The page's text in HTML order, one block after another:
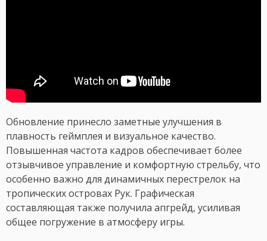
Обновление принесло заметные улучшения в
плавность геймплея и визуальное качество.
Повышенная частота кадров обеспечивает более
отзывчивое управление и комфортную стрельбу, что
особенно важно для динамичных перестрелок на
тропических островах Рук. Графическая
составляющая также получила апгрейд, усиливая
общее погружение в атмосферу игры.